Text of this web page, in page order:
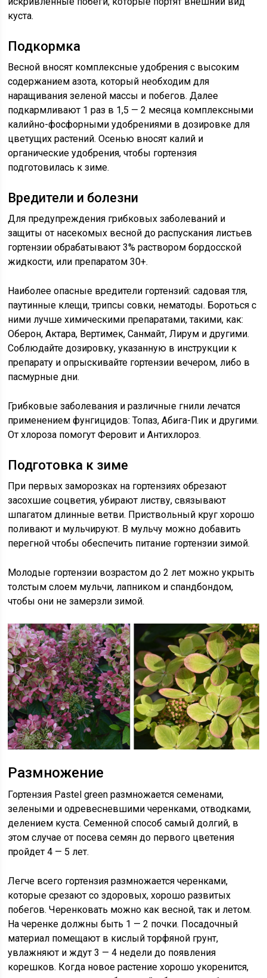
куста.
Подкормка
Весной вносят комплексные удобрения с высоким
содержанием азота, который необходим для
наращивания зеленой массы и побегов. Далее
подкармливают 1 раз в 1,5 — 2 месяца комплексными
калийно-фосфорными удобрениями в дозировке для
цветущих растений. Осенью вносят калий и
органические удобрения, чтобы гортензия
подготовилась к зиме.
Вредители и болезни
Для предупреждения грибковых заболеваний и
защиты от насекомых весной до распускания листьев
гортензии обрабатывают 3% раствором бордосской
жидкости, или препаратом 30+.
Наиболее опасные вредители гортензий: садовая тля,
паутинные клещи, трипсы совки, нематоды. Бороться с
ними лучше химическими препаратами, такими, как:
Оберон, Актара, Вертимек, Санмайт, Лирум и другими.
Соблюдайте дозировку, указанную в инструкции к
препарату и опрыскивайте гортензии вечером, либо в
пасмурные дни.
Грибковые заболевания и различные гнили лечатся
применением фунгицидов: Топаз, Абига-Пик и другими.
От хлороза помогут Феровит и Антихлороз.
Подготовка к зиме
При первых заморозках на гортензиях обрезают
засохшие соцветия, убирают листву, связывают
шпагатом длинные ветви. Приствольный круг хорошо
поливают и мульчируют. В мульчу можно добавить
перегной чтобы обеспечить питание гортензии зимой.
Молодые гортензии возрастом до 2 лет можно укрыть
толстым слоем мульчи, лапником и спандбондом,
чтобы они не замерзли зимой.
Размножение
Гортензия Pastel green размножается семенами,
зелеными и одревесневшими черенками, отводками,
делением куста. Семенной способ самый долгий, в
этом случае от посева семян до первого цветения
пройдет 4 — 5 лет.
Легче всего гортензия размножается черенками,
которые срезают со здоровых, хорошо развитых
побегов. Черенковать можно как весной, так и летом.
На черенке должны быть 1 — 2 почки. Посадочный
материал помещают в кислый торфяной грунт,
увлажняют и ждут 3 — 4 недели до появления
корешков. Когда новое растение хорошо укоренится,